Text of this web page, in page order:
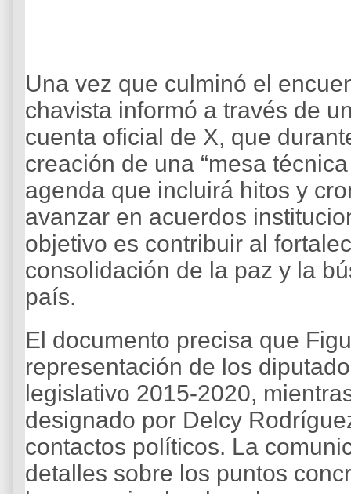
Una vez que culminó el
chavista informó a través de
cuenta oficial de X, que
creación de una “mesa
agenda que incluirá hitos y
avanzar en acuerdos
objetivo es contribuir al
consolidación de la paz y la
país.
El documento precisa que
representación de los
legislativo 2015-2020,
designado por Delcy
contactos políticos. La
detalles sobre los puntos